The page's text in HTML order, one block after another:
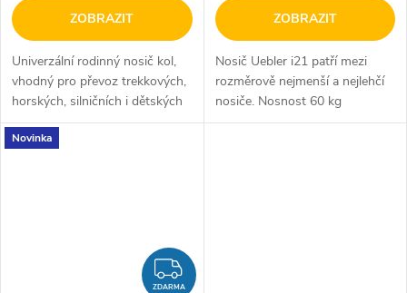
ZOBRAZIT
Univerzální rodinný nosič kol,
vhodný pro převoz trekkových,
horských, silničních i dětských
kol. Nezalekne se ani převozu
elektrokol (uveze až 2
ZOBRAZIT
Nosič Uebler i21 patří mezi
rozměrově nejmenší a nejlehčí
nosiče. Nosnost 60 kg
a rozestupy mezi koly (měřeno
Novinka
ZDARMA
ZDARMA